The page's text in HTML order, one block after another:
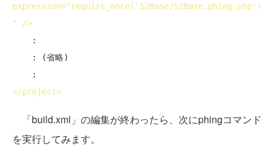
expression="require_once('S2Base/S2Base.phing.php')
" />
</project>
「build.xml」の編集が終わったら、次にphingコマンド
を実行してみます。